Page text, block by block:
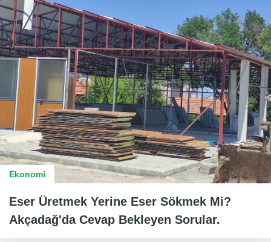
Ekonomi
Eser Üretmek Yerine Eser Sökmek Mi?
Akçadağ'da Cevap Bekleyen Sorular.